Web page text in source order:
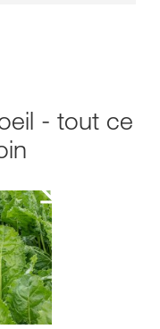
- tout ce